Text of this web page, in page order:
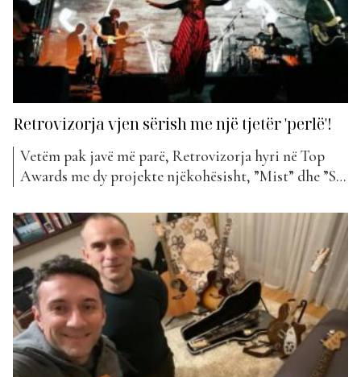
Retrovizorja vjen sërish me një tjetër 'perlë'!
Vetëm pak javë më parë, Retrovizorja hyri në Top
Awards me dy projekte njëkohësisht, ”Mist” dhe ”Si
tyre të radhës. Krijimi i tyre më i ri mban titullin
”Vjeshtë” dhe ka hyrë këtë javë në klasifikimin e ”The
Top...